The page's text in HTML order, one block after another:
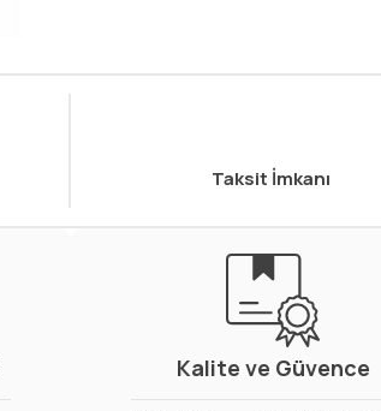
Taksit İmkanı
Kalite ve Güvence